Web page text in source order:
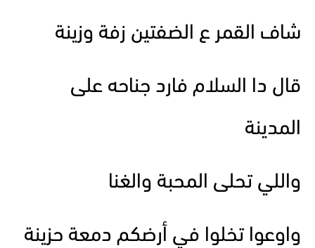
شاف القمر ع الضفتين زفة وزينة
قال دا السلام فارد جناحه على
المدينة
واللي تحلى المحبة والغنا
واوعوا تخلوا في أرضكم دمعة حزينة